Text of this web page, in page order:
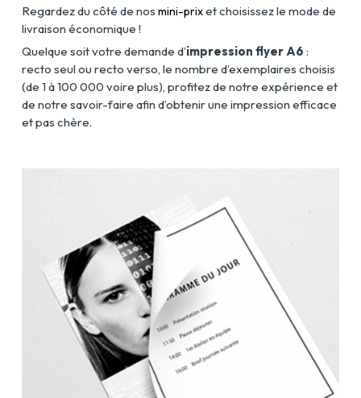
Regardez du côté de nos mini-prixet choisissez le mode de
livraison économique !
Quelque soit votre demande d’impression flyer A6 :
recto seul ou recto verso, le nombre d’exemplaires choisis
(de 1 à 100 000 voire plus), profitez de notre expérience et
de notre savoir-faire afin d’obtenir une impression efficace
et pas chère.